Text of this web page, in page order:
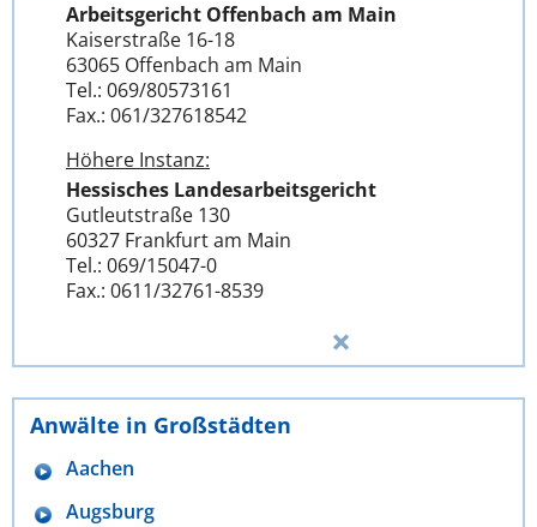
Arbeitsgericht Offenbach am Main
Kaiserstraße 16-18
63065 Offenbach am Main
Tel.: 069/80573161
Fax.: 061/327618542
Höhere Instanz:
Hessisches Landesarbeitsgericht
Gutleutstraße 130
60327 Frankfurt am Main
Tel.: 069/15047-0
Fax.: 0611/32761-8539
Anwälte in Großstädten
Aachen
Augsburg